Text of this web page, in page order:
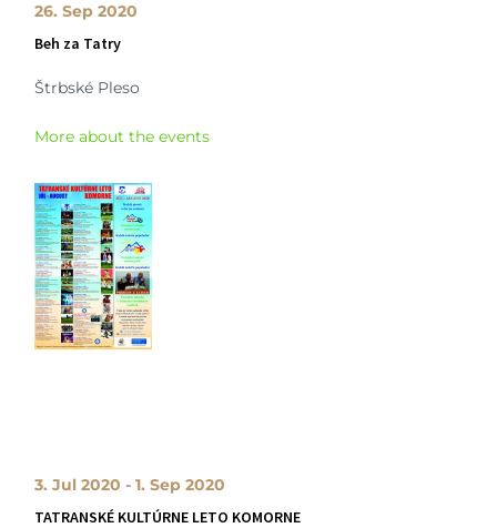
26. Sep 2020
Beh za Tatry
Štrbské Pleso
More about the events
3. Jul 2020 - 1. Sep 2020
TATRANSKÉ KULTÚRNE LETO KOMORNE